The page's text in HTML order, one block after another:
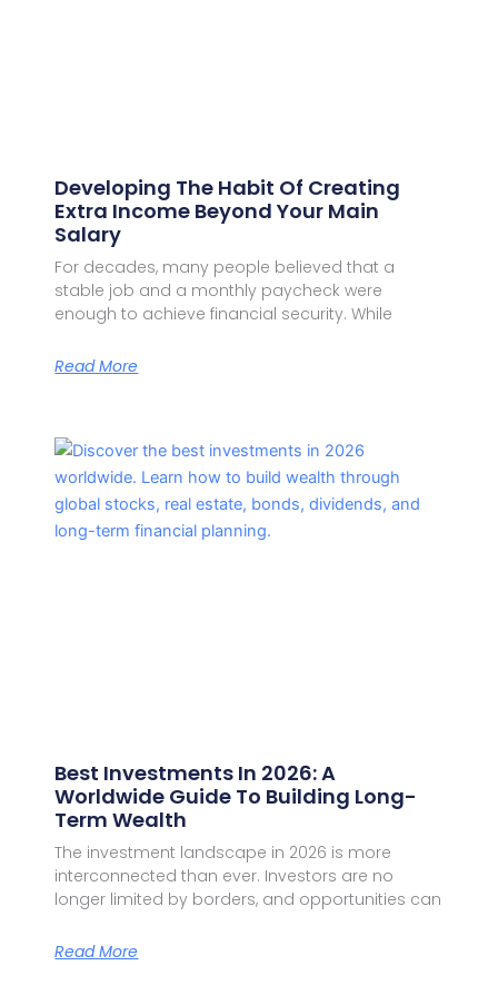
Developing The Habit Of Creating
Extra Income Beyond Your Main
Salary
For decades, many people believed that a
stable job and a monthly paycheck were
enough to achieve financial security. While
Read More
Best Investments In 2026: A
Worldwide Guide To Building Long-
Term Wealth
The investment landscape in 2026 is more
interconnected than ever. Investors are no
longer limited by borders, and opportunities can
Read More